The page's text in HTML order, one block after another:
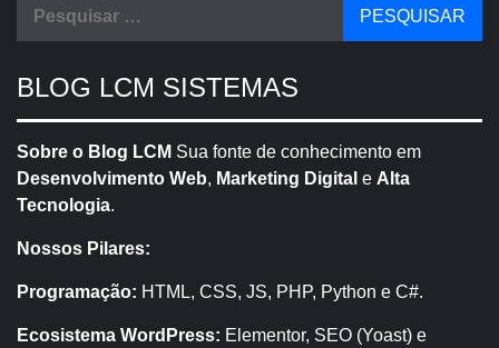
BLOG LCM SISTEMAS
Sobre o Blog LCM Sua fonte de conhecimento em
Desenvolvimento Web, Marketing Digital e Alta
Tecnologia.
Nossos Pilares:
Programação: HTML, CSS, JS, PHP, Python e C#.
Ecosistema WordPress: Elementor, SEO (Yoast) e